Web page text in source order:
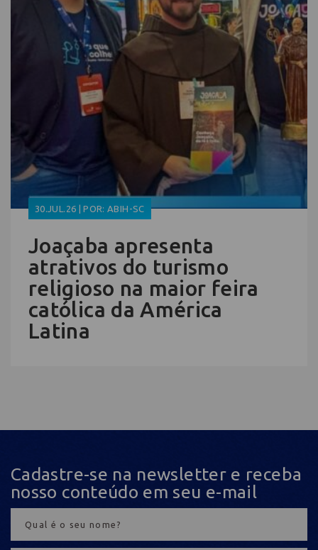
30.JUL.26 | POR: ABIH-SC
Joaçaba apresenta
atrativos do turismo
religioso na maior feira
católica da América
Latina
Cadastre-se na newsletter e receba
nosso conteúdo em seu e-mail